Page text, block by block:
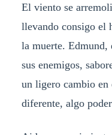
El viento se
llevando consigo el
la muerte. Edmund,
sus enemigos,
un ligero cambio
diferente, algo